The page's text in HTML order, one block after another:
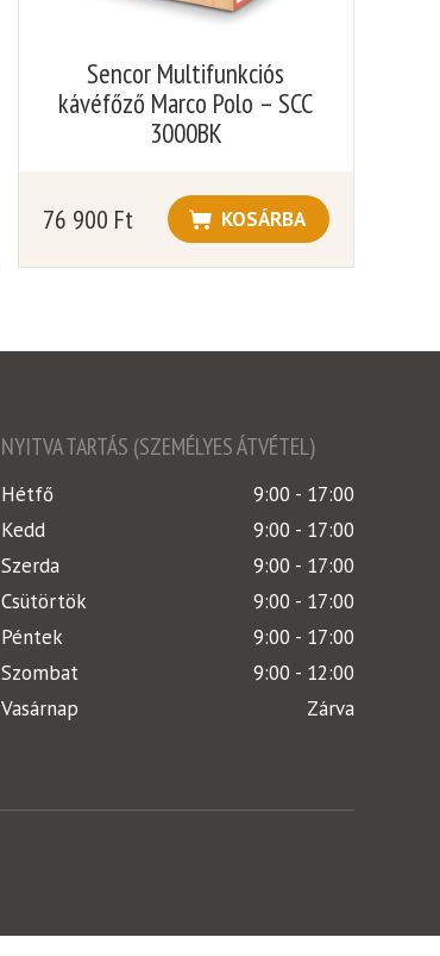
Sencor Multifunkciós
kávéfőző Marco Polo – SCC
3000BK
76 900 Ft KOSÁRBA
NYITVA TARTÁS (SZEMÉLYES ÁTVÉTEL)
Hétfő
9:00 - 17:00
Kedd
9:00 - 17:00
Szerda
9:00 - 17:00
Csütörtök
9:00 - 17:00
Péntek
9:00 - 17:00
Szombat
9:00 - 12:00
Vasárnap
Zárva